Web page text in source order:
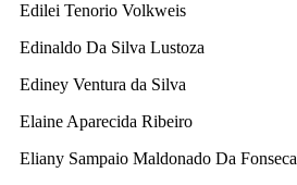
Edilei Tenorio Volkweis
Edinaldo Da Silva Lustoza
Ediney Ventura da Silva
Elaine Aparecida Ribeiro
Eliany Sampaio Maldonado Da Fonseca